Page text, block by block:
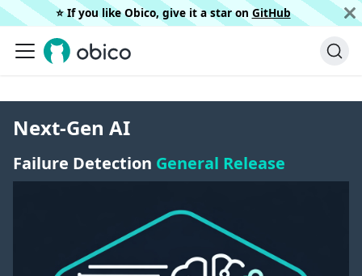
⭐️ If you like Obico, give it a star on GitHub
Next-Gen AI
Failure Detection General Release